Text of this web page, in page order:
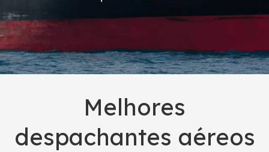
Melhores
despachantes aéreos